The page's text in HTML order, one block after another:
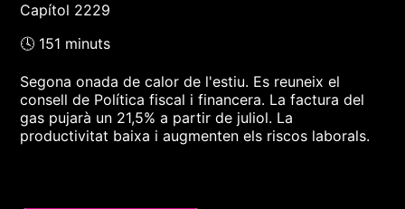
Capítol 2229
🕓 151 minuts
Segona onada de calor de l'estiu. Es reuneix el
consell de Política fiscal i financera. La factura del
gas pujarà un 21,5% a partir de juliol. La
productivitat baixa i augmenten els riscos laborals.